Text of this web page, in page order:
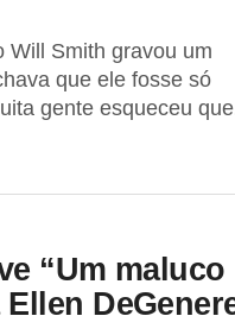
Will Smith gravou um
que ele fosse só
gente esqueceu
“Um maluco